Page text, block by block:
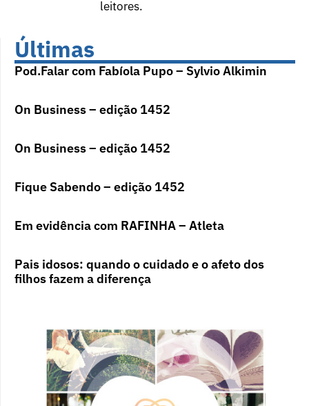
leitores.
Últimas
Pod.Falar com Fabíola Pupo – Sylvio Alkimin
On Business – edição 1452
On Business – edição 1452
Fique Sabendo – edição 1452
Em evidência com RAFINHA – Atleta
Pais idosos: quando o cuidado e o afeto dos
filhos fazem a diferença